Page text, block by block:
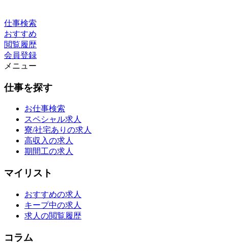
仕事検索
おすすめ
閲覧履歴
会員登録
メニュー
仕事を探す
お仕事検索
スペシャル求人
寮/社宅ありの求人
高収入の求人
期間工の求人
マイリスト
おすすめの求人
キープ中の求人
求人の閲覧履歴
コラム